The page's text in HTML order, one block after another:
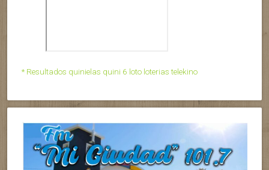
* Resultados quinielas quini 6 loto loterias telekino